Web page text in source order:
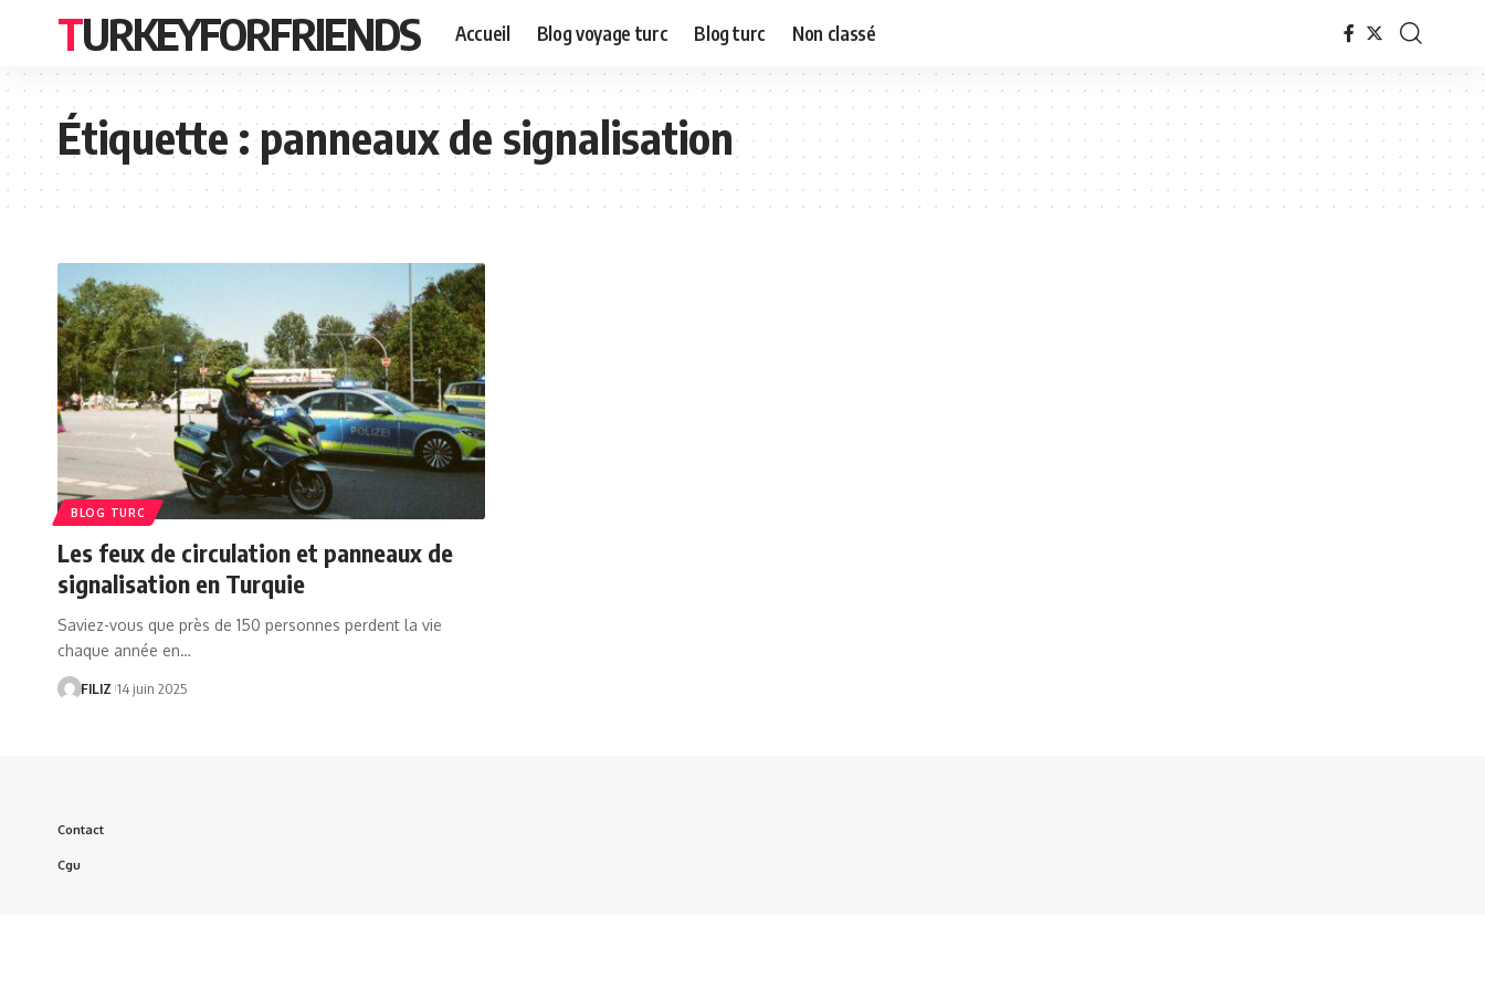
TURKEYFORFRIENDS Accueil Blog voyage turc Blog turc Non classé
Étiquette :panneaux de signalisation
BLOG TURC
Les feux de circulation et panneaux de
signalisation en Turquie
Saviez-vous que près de 150 personnes perdent la vie
chaque année en…
FILIZ 14 juin 2025
Contact
Cgu